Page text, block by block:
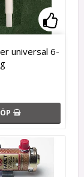
universal 6-